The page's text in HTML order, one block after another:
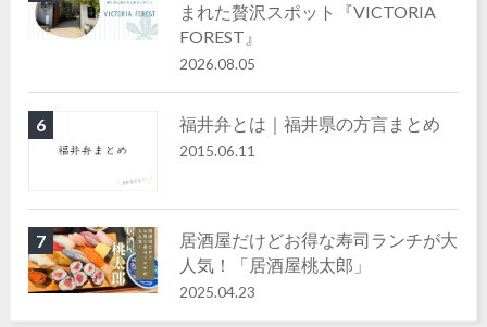
まれた贅沢スポット『VICTORIA
FOREST』
2026.08.05
6 福井弁とは｜福井県の方言まとめ
2015.06.11
7
居酒屋だけどお得な寿司ランチが大
人気！「居酒屋桃太郎」
2025.04.23